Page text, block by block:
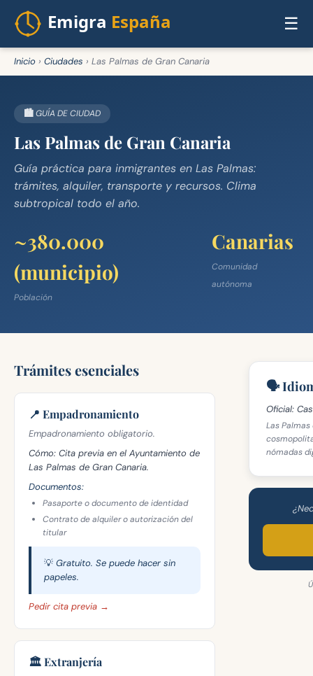
☰
Inicio › Ciudades › Las Palmas de Gran Canaria
🏙️ GUÍA DE CIUDAD
Las Palmas de Gran Canaria
Guía práctica para inmigrantes en Las Palmas:
trámites, alquiler, transporte y recursos. Clima
subtropical todo el año.
~380.000
(municipio)
Población
Canarias
Comunidad
autónoma
Trámites esenciales
📍 Empadronamiento
Empadronamiento obligatorio.
Cómo: Cita previa en el Ayuntamiento de
Las Palmas de Gran Canaria.
Documentos:
Pasaporte o documento de identidad
Contrato de alquiler o autorización del
titular
💡 Gratuito. Se puede hacer sin
papeles.
Pedir cita previa →
🏛️ Extranjería
🗣️
Oficial:
Las
nómadas